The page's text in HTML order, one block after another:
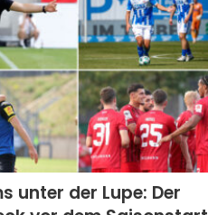
unter der Lupe: Der